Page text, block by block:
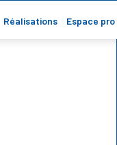
Réalisations Espace pro